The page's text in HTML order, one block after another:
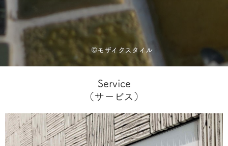
©モザイクスタイル
Service
（サービス）